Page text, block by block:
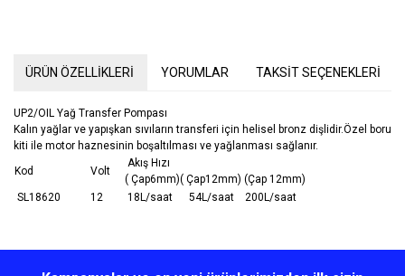
ÜRÜN ÖZELLİKLERİ YORUMLAR TAKSİT SEÇENEKLERİ
UP2/OIL Yağ Transfer Pompası
Kalın yağlar ve yapışkan sıvıların transferi için helisel bronz dişlidir.Özel boru
kiti ile motor haznesinin boşaltılması ve yağlanması sağlanır.
Kod
Volt
Akış Hızı
( Çap6mm)( Çap12mm) (Çap 12mm)
SL18620
12 18L/saat 54L/saat 200L/saat
Bu ürüne ilk yorumu siz yapın!